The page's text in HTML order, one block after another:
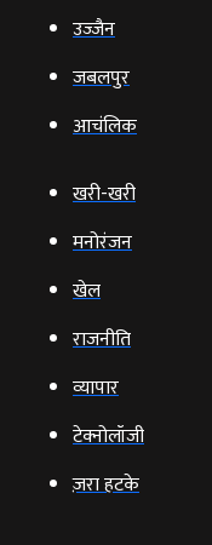
उज्‍जैन
जबलपुर
आचंलिक
खरी-खरी
मनोरंजन
खेल
राजनीति
व्‍यापार
टेक्‍नोलॉजी
ज़रा हटके